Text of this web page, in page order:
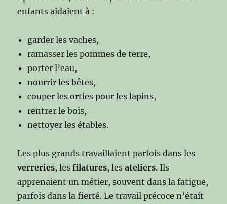
enfants aidaient à :
garder les vaches,
ramasser les pommes de terre,
porter l’eau,
nourrir les bêtes,
couper les orties pour les lapins,
rentrer le bois,
nettoyer les étables.
Les plus grands travaillaient parfois dans les
verreries, lesfilatures, lesateliers. Ils
apprenaient un métier, souvent dans la fatigue,
parfois dans la fierté. Le travail précoce n’était